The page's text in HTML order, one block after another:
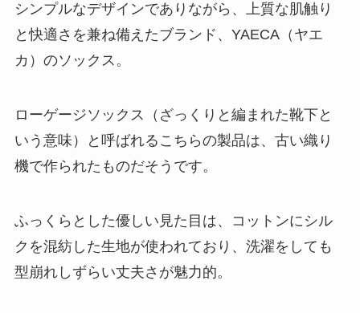
シンプルなデザインでありながら、上質な肌触り
と快適さを兼ね備えたブランド、YAECA（ヤエ
カ）のソックス。
ローゲージソックス（ざっくりと編まれた靴下と
いう意味）と呼ばれるこちらの製品は、古い織り
機で作られたものだそうです。
ふっくらとした優しい見た目は、コットンにシル
クを混紡した生地が使われており、洗濯をしても
型崩れしずらい丈夫さが魅力的。